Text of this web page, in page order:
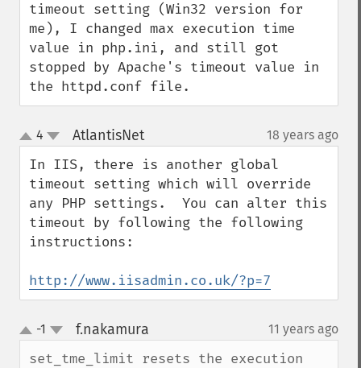
timeout setting (Win32 version for
me), I changed max execution time
value in php.ini, and still got
stopped by Apache's timeout value in
the httpd.conf file.
up
down
4 AtlantisNet¶ 18 years ago
In IIS, there is another global
timeout setting which will override
any PHP settings.  You can alter this
timeout by following the following
instructions:
http://www.iisadmin.co.uk/?p=7
up
down
-1 f.nakamura 11 years ago
set_tme_limit resets the execution